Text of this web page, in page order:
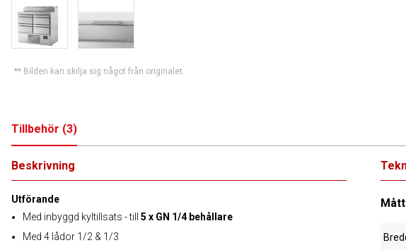
** Bilden kan skilja sig något från originalet.
Tillbehör (3)
Beskrivning
Utförande
Med inbyggd kyltillsats - till
5 x GN 1/4 behållare
Med 4 lådor 1/2 & 1/3
Mått